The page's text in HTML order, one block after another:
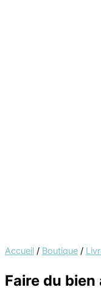
Accueil / Boutique /
Faire du